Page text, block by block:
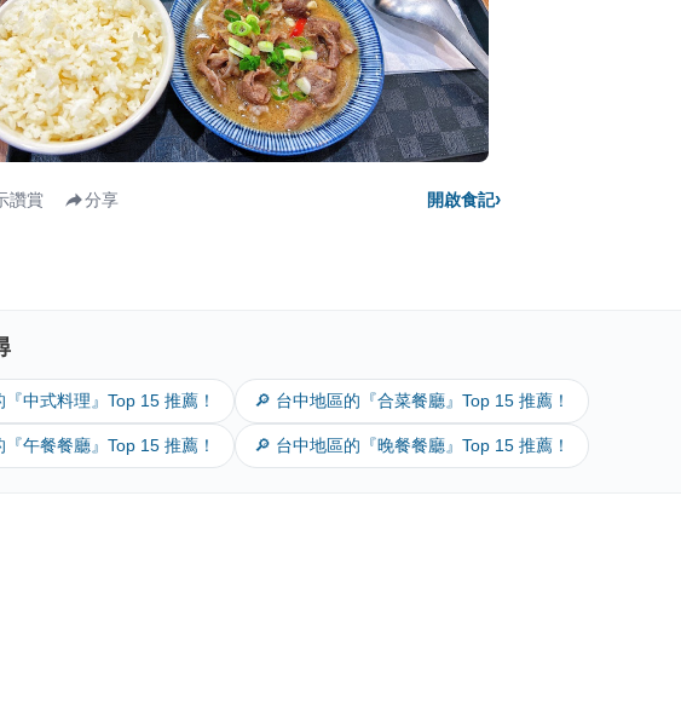
讚賞 分享 開啟食記›
中式料理』Top 15 推薦！ 🔎 台中地區的『合菜餐廳』Top 15 推薦！
午餐餐廳』Top 15 推薦！ 🔎 台中地區的『晚餐餐廳』Top 15 推薦！